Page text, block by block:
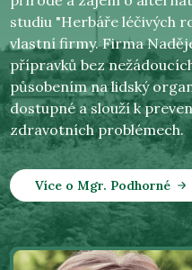
studiu "Herbáře léčivých
vlastní firmy. Firma
přípravků bez
působením na lidský
dostupné a slouží k
zdravotních problémech.
Více o Mgr. Podhorné